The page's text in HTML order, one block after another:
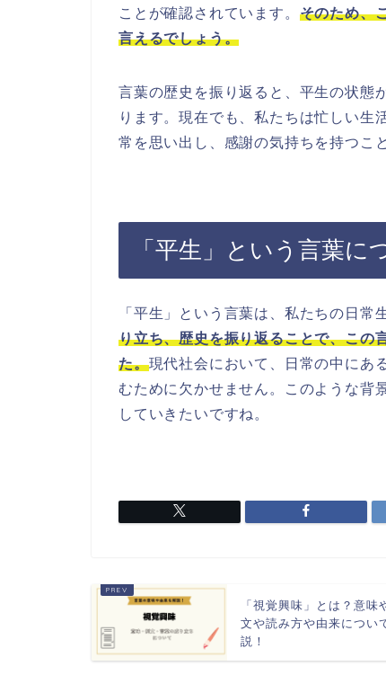
ことが確認されています。 そのため、
言えるでしょう。
言葉の歴史を振り返ると、平生の状態
ります。現在でも、私たちは忙しい生
常を思い出し、感謝の気持ちを持つこ
「平生」という言葉に
「平生」という言葉は、私たちの日常
り立ち、歴史を振り返ることで、この
た。現代社会において、日常の中にあ
むために欠かせません。このような背
していきたいですね。
「視覚興味」とは？意味
文や読み方や由来につい
説！